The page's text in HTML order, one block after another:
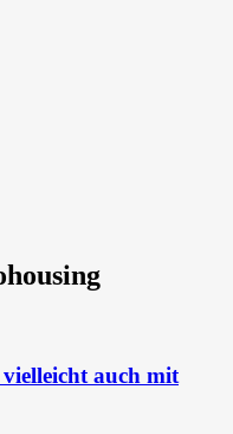
der Zukunft
auch mit